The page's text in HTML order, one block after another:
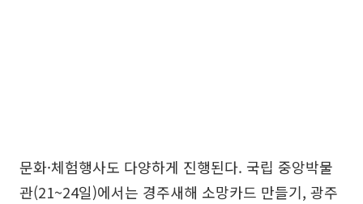
문화·체험행사도 다양하게 진행된다. 국립 중앙박물
관(21~24일)에서는 경주새해 소망카드 만들기, 광주